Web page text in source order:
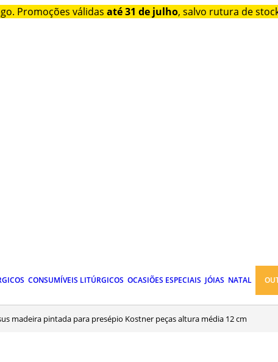
Promoções válidas até 31 de julho, salvo rutura de
CONSUMÍVEIS LITÚRGICOS OCASIÕES ESPECIAIS JÓIAS NATAL
madeira pintada para presépio Kostner peças altura média 12 cm